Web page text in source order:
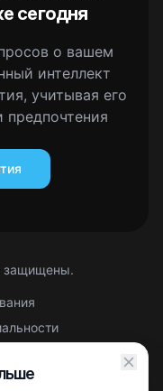
сегодня
о вашем
интеллект
учитывая его
предпочтения
защищены.